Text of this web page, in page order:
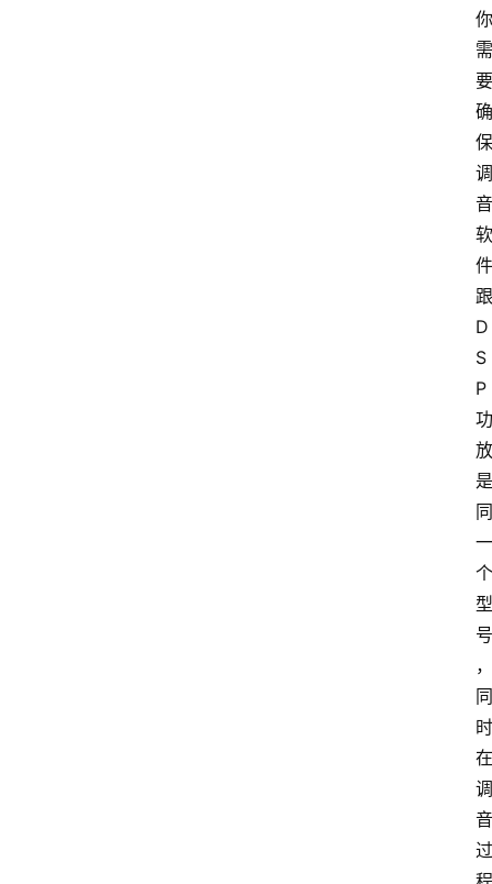
你
需
要
确
保
调
音
软
件
跟
D
S
P
功
放
是
同
一
个
型
号
，
同
时
在
调
音
过